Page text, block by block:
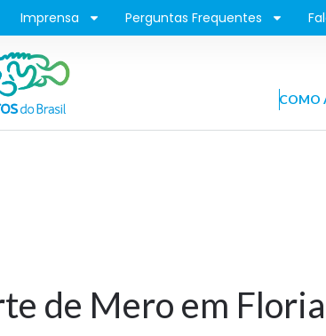
Imprensa Perguntas Frequentes
COMO
de Mero em